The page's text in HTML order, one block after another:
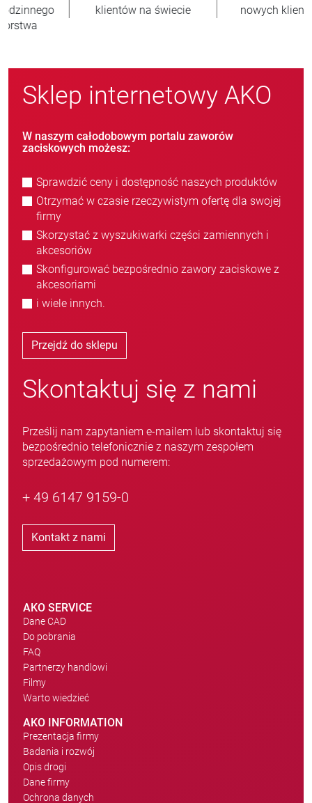
nowych klientów/rok sprzedanych jednostek
Sklep internetowy AKO
W naszym całodobowym portalu zaworów
zaciskowych możesz:
Sprawdzić ceny i dostępność naszych produktów
Otrzymać w czasie rzeczywistym ofertę dla swojej
firmy
Skorzystać z wyszukiwarki części zamiennych i
akcesoriów
Skonfigurować bezpośrednio zawory zaciskowe z
akcesoriami
i wiele innych.
Przejdź do sklepu
Skontaktuj się z nami
Prześlij nam zapytaniem e-mailem lub skontaktuj się
bezpośrednio telefonicznie z naszym zespołem
sprzedażowym pod numerem:
+ 49 6147 9159-0
Kontakt z nami
AKO SERVICE
Dane CAD
Do pobrania
FAQ
Partnerzy handlowi
Filmy
Warto wiedzieć
AKO INFORMATION
Prezentacja firmy
Badania i rozwój
Opis drogi
Dane firmy
Ochrona danych